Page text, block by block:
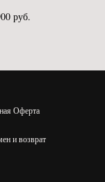
руб.
Оферта
и возврат